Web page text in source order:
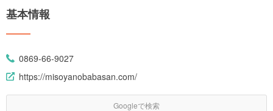
基本情報
0869-66-9027
https://misoyanobabasan.com/
Googleで検索